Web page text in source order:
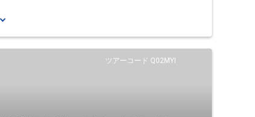
ツアーコード Q02MYI